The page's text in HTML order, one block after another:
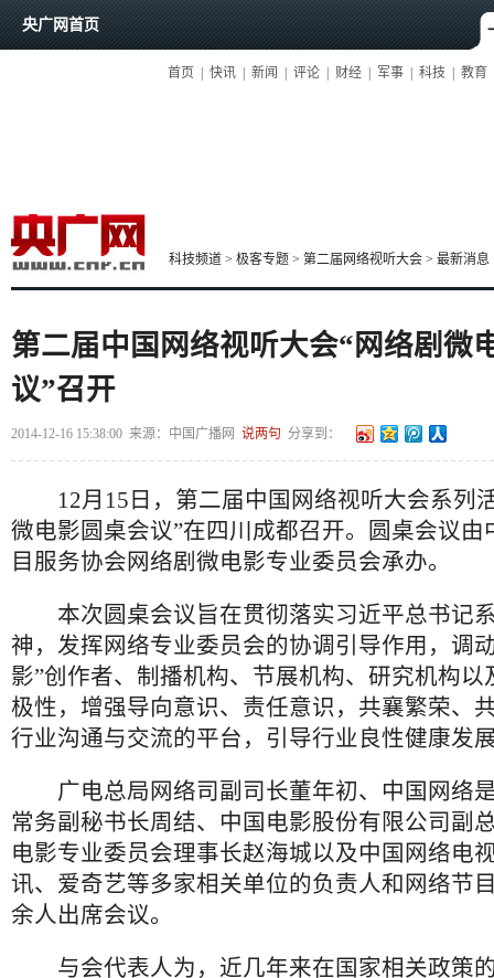
央广网首页
首页 快讯 新闻 评论 财经 军事 科技 教育
科技频道 > 极客专题 > 第二届网络视听大会 > 最新消息
第二届中国网络视听大会“网络剧微
议”召开
2014-12-16 15:38:00 来源： 中国广播网 说两句 分享到：
12月15日，第二届中国网络视听大会系列
微电影圆桌会议”在四川成都召开。圆桌会议由
目服务协会网络剧微电影专业委员会承办。
本次圆桌会议旨在贯彻落实习近平总书记
神，发挥网络专业委员会的协调引导作用，调
影”创作者、制播机构、节展机构、研究机构以
极性，增强导向意识、责任意识，共襄繁荣、
行业沟通与交流的平台，引导行业良性健康发
广电总局网络司副司长董年初、中国网络
常务副秘书长周结、中国电影股份有限公司副
电影专业委员会理事长赵海城以及中国网络电
讯、爱奇艺等多家相关单位的负责人和网络节
余人出席会议。
与会代表人为，近几年来在国家相关政策